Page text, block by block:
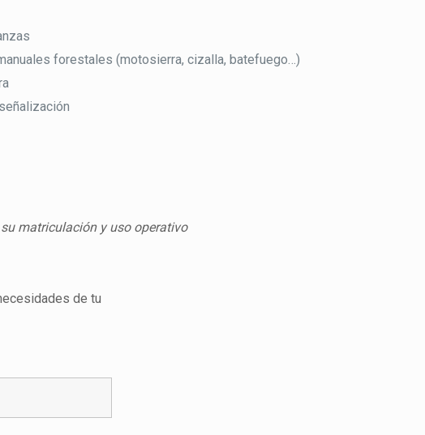
forestales (motosierra, cizalla, batefuego…)
matriculación y uso operativo
de tu